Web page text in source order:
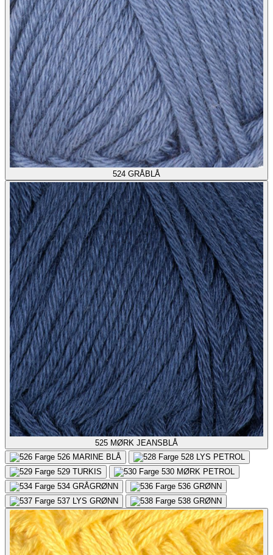
524 GRÅBLÅ
525 MØRK JEANSBLÅ
526 MARINE BLÅ 528 LYS PETROL
529 TURKIS 530 MØRK PETROL
534 GRÅGRØNN 536 GRØNN
537 LYS GRØNN 538 GRØNN